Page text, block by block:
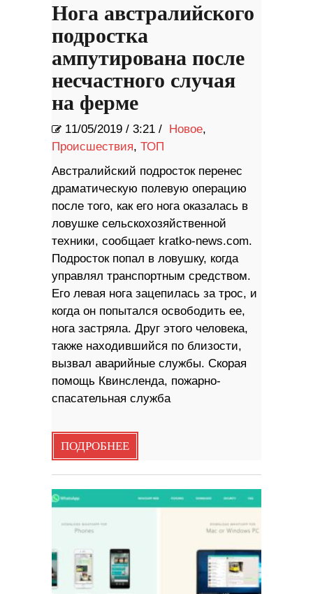
Нога австралийского
подростка
ампутирована после
несчастного случая
на ферме
11/05/2019 / 3:21 / Новое,
Происшествия, ТОП
Австралийский подросток перенес
драматическую полевую операцию
после того, как его нога оказалась в
ловушке сельскохозяйственной
техники, сообщает kratko-news.com.
Подросток попал в ловушку, когда
управлял транспортным средством.
Его левая нога зацепилась за трос, и
когда он попытался освободить ее,
нога застряла. Друг этого человека,
также находившийся по близости,
вызвал аварийные службы. Скорая
помощь Квинсленда, пожарно-
спасательная служба
ПОДРОБНЕЕ